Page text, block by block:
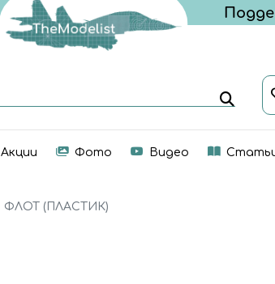
Акции Фото Видео
ФЛОТ (ПЛАСТИК)